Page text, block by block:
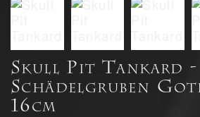
Skull Pit Tankard -
Schädelgruben
16cm